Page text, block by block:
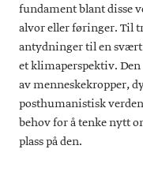
fundament blant disse
alvor eller føringer. Til
antydninger til en
et klimaperspektiv.
av menneskekropper,
posthumanistisk
behov for å tenke nytt
plass på den.